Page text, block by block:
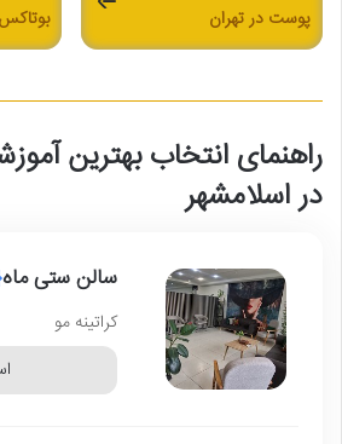
پوست در تهران
راهنمای انتخاب بهترین
در اسلامشهر
سالن ستی ماه
کراتینه مو